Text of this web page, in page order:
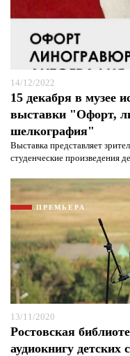
14/12/2022
15 декабря в
выставки "Офорт,
шелкография"
Выставка представляет
студенческие произведения
ПРЕМЬЕРА
13/11/2020
Ростовская
аудиокнигу детских
Я согласен с
защиты
Я согласен с
защиты